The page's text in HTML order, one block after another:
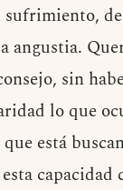
sufrimiento,
angustia.
sin
lo que
está
capacidad